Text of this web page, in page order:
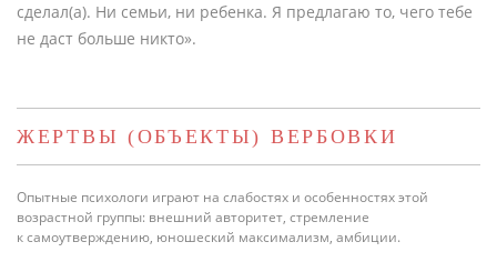
сделал(а). Ни семьи, ни ребенка. Я предлагаю то, чего тебе
не даст больше никто».
ЖЕРТВЫ (ОБЪЕКТЫ) ВЕРБОВКИ
Опытные психологи играют на слабостях и особенностях этой
возрастной группы: внешний авторитет, стремление
к самоутверждению, юношеский максимализм, амбиции.